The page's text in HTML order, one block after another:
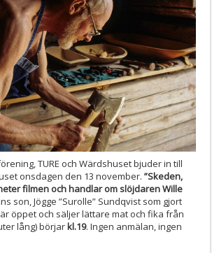
TURE och Wärdshuset bjuder in till
onsdagen den 13 november. ”Skeden,
filmen och handlar om slöjdaren Wille
son, Jögge ”Surolle” Sundqvist som gjort
öppet och säljer lättare mat och fika från
lång) börjar kl.19. Ingen anmälan, ingen